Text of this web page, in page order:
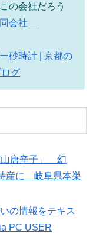
の会社だろう
同会社
砂時計 | 京都の
グ
山唐辛子」 幻
産に 岐阜県本巣
の情報をテキス
PC USER